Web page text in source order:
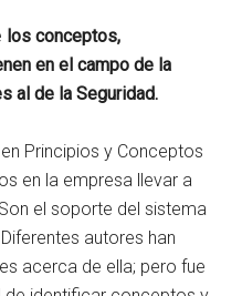
los conceptos,
en el campo de la
al de la Seguridad.
Principios y Conceptos
en la empresa llevar a
el soporte del sistema
autores han
acerca de ella; pero fue